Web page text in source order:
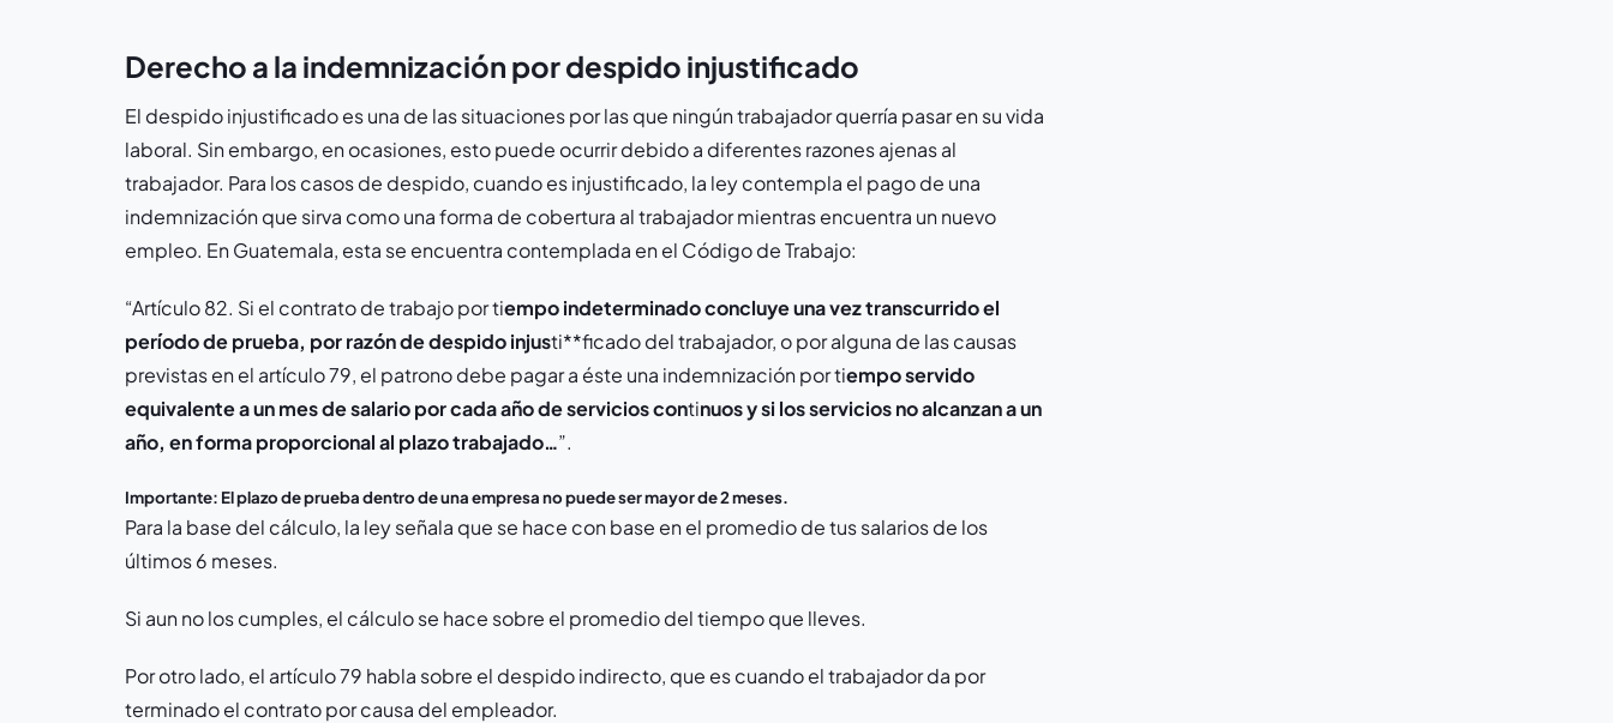
Derecho a la indemnización por despido injustificado
El despido injustificado es una de las situaciones por las que ningún trabajador querría pasar en su vida
laboral. Sin embargo, en ocasiones, esto puede ocurrir debido a diferentes razones ajenas al
trabajador. Para los casos de despido, cuando es injustificado, la ley contempla el pago de una
indemnización que sirva como una forma de cobertura al trabajador mientras encuentra un nuevo
empleo. En Guatemala, esta se encuentra contemplada en el Código de Trabajo:
“Artículo 82. Si el contrato de trabajo portiempo indeterminado concluye una vez transcurrido el
período de prueba, por razón de despido injusti**ficado del trabajador, o por alguna de las causas
previstas en el artículo 79, el patrono debe pagar a éste una indemnización portiempo servido
equivalente a un mes de salario por cada año de servicios continuos y si los servicios no alcanzan a un
año, en forma proporcional al plazo trabajado…”.
Importante: El plazo de prueba dentro de una empresa no puede ser mayor de 2 meses.
Para la base del cálculo, la ley señala que se hace con base en el promedio de tus salarios de los
últimos 6 meses.
Si aun no los cumples, el cálculo se hace sobre el promedio del tiempo que lleves.
Por otro lado, el artículo 79 habla sobre el despido indirecto, que es cuando el trabajador da por
terminado el contrato por causa del empleador.